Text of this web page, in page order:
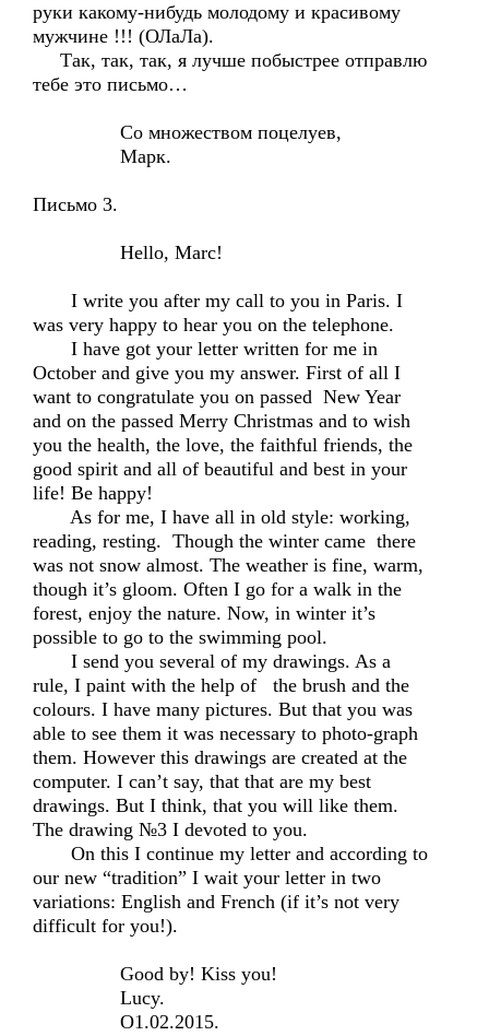
руки какому-нибудь молодому и красивому
мужчине !!! (ОЛаЛа).
Так, так, так, я лучше побыстрее отправлю
тебе это письмо…
Со множеством поцелуев,
Марк.
Письмо 3.
Hello, Marc!
I write you after my call to you in Paris. I
was very happy to hear you on the telephone.
I have got your letter written for me in
October and give you my answer. First of all I
want to congratulate you on passed New Year
and on the passed Merry Christmas and to wish
you the health, the love, the faithful friends, the
good spirit and all of beautiful and best in your
life! Be happy!
As for me, I have all in old style: working,
reading, resting. Though the winter came there
was not snow almost. The weather is fine, warm,
though it’s gloom. Often I go for a walk in the
forest, enjoy the nature. Now, in winter it’s
possible to go to the swimming pool.
I send you several of my drawings. As a
rule, I paint with the help of the brush and the
colours. I have many pictures. But that you was
able to see them it was necessary to photo-graph
them. However this drawings are created at the
computer. I can’t say, that that are my best
drawings. But I think, that you will like them.
The drawing №3 I devoted to you.
On this I continue my letter and according to
our new “tradition” I wait your letter in two
variations: English and French (if it’s not very
difficult for you!).
Good by! Kiss you!
Lucy.
O1.02.2015.